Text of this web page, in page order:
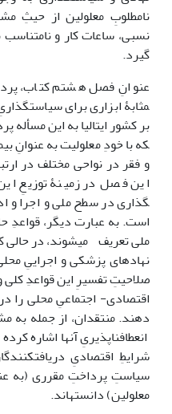
نامطلوبِ معلولین از حیثِ
نسبی، ساعات کار و نامتناسب
گیرد.
مثابۀ ابزاری برای
که با خودِ معلولیت به عنوانِ
و فقر در نواحی مختلف در
گذاری در سطح ملی و اجرا و
است. به عبارت دیگر، قواعدِ
ملی تعریف می­شوند، در حالی
نهادهای پزشکی و اجراییِ
صلاحیتِ تفسیرِ این قواعدِ کلی
اقتصادی- اجتماعیِ محلی را
دهند. منتقدان، از جمله به
انعطاف­ناپذیریِ آن­ها اشاره
شرایطِ اقتصادیِ
سیاستِ پرداختِ مقرری (به
معلولین) دانسته­اند.